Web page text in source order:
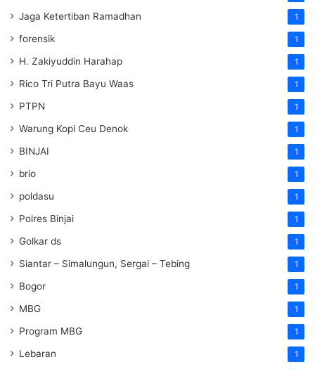
Jaga Ketertiban Ramadhan 1
forensik 1
H. Zakiyuddin Harahap 1
Rico Tri Putra Bayu Waas 1
PTPN 1
Warung Kopi Ceu Denok 1
BINJAI 1
brio 1
poldasu 1
Polres Binjai 1
Golkar ds 1
Siantar – Simalungun, Sergai – Tebing 1
Bogor 1
MBG 1
Program MBG 1
Lebaran 1